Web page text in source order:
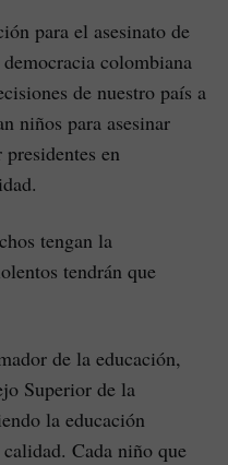
para el asesinato de
colombiana
de nuestro país a
niños para asesinar
en
tengan la
tendrán que
de la educación,
Superior de la
la educación
Cada niño que